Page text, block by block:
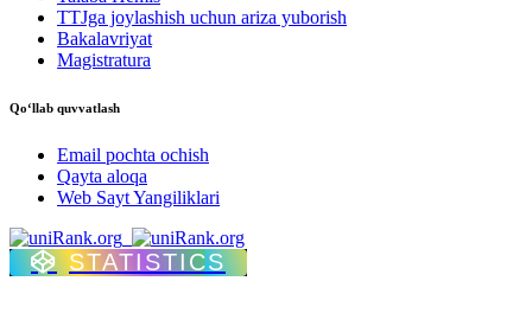
TTJga joylashish uchun ariza yuborish
Bakalavriyat
Magistratura
Qo‘llab quvvatlash
Email pochta ochish
Qayta aloqa
Web Sayt Yangiliklari
STATISTICS